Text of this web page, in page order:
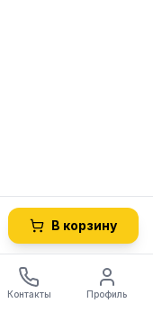
В корзину
Контакты Профиль